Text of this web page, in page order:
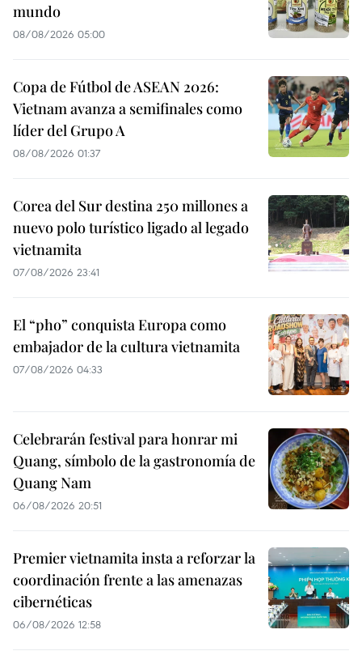
mundo
08/08/2026 05:00
Copa de Fútbol de ASEAN 2026:
Vietnam avanza a semifinales como
líder del Grupo A
08/08/2026 01:37
Corea del Sur destina 250 millones a
nuevo polo turístico ligado al legado
vietnamita
07/08/2026 23:41
El “pho” conquista Europa como
embajador de la cultura vietnamita
07/08/2026 04:33
Celebrarán festival para honrar mi
Quang, símbolo de la gastronomía de
Quang Nam
06/08/2026 20:51
Premier vietnamita insta a reforzar la
coordinación frente a las amenazas
cibernéticas
06/08/2026 12:58